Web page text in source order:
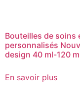
Bouteilles de soins
personnalisés
design 40 ml-120
En savoir plus